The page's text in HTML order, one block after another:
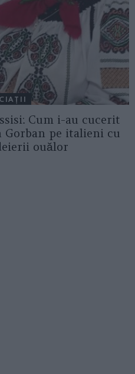
Cum i-au cucerit
pe italieni cu
ouălor